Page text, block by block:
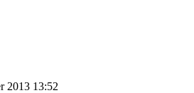
2013 13:52